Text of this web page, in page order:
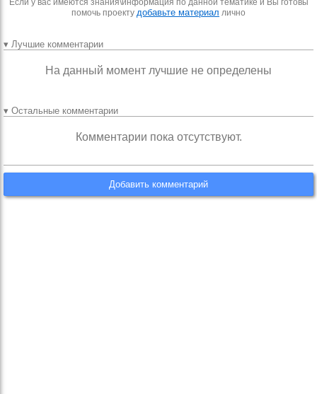
помочь проекту добавьте материал лично
▾ Лучшие комментарии
На данный момент лучшие не определены
▾ Остальные комментарии
Комментарии пока отсутствуют.
Добавить комментарий